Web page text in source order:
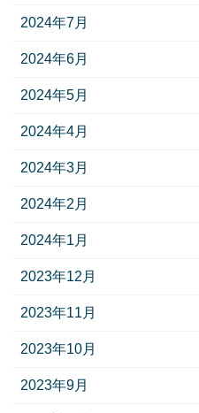
2024年7月
2024年6月
2024年5月
2024年4月
2024年3月
2024年2月
2024年1月
2023年12月
2023年11月
2023年10月
2023年9月